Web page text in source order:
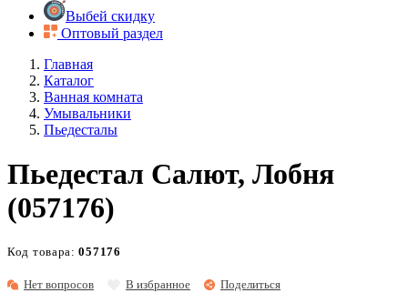
Выбей скидку
Оптовый раздел
Главная
Каталог
Ванная комната
Умывальники
Пьедесталы
Пьедестал Салют, Лобня
(057176)
Нет вопросов В избранное Поделиться
Код товара:057176